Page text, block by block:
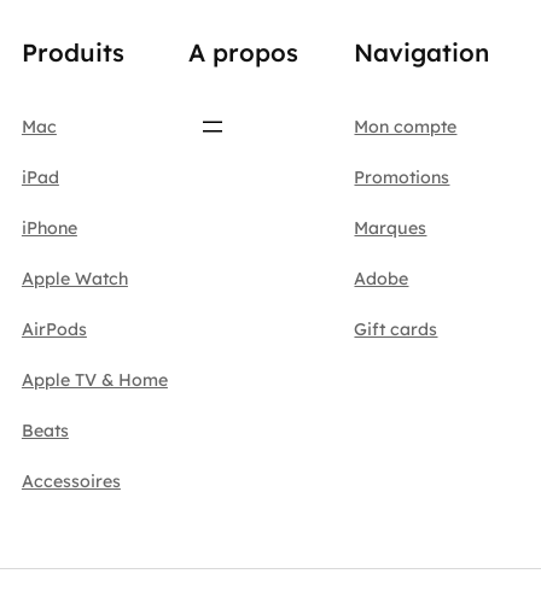
Produits
Mac
iPad
iPhone
Apple Watch
AirPods
Apple TV & Home
Beats
Accessoires
A propos Navigation
Mon compte
Promotions
Marques
Adobe
Gift cards